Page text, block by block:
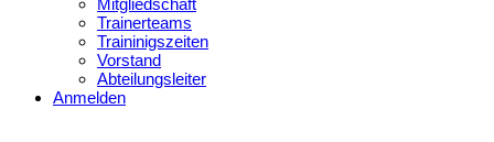
Mitgliedschaft
Trainerteams
Traininigszeiten
Vorstand
Abteilungsleiter
Anmelden